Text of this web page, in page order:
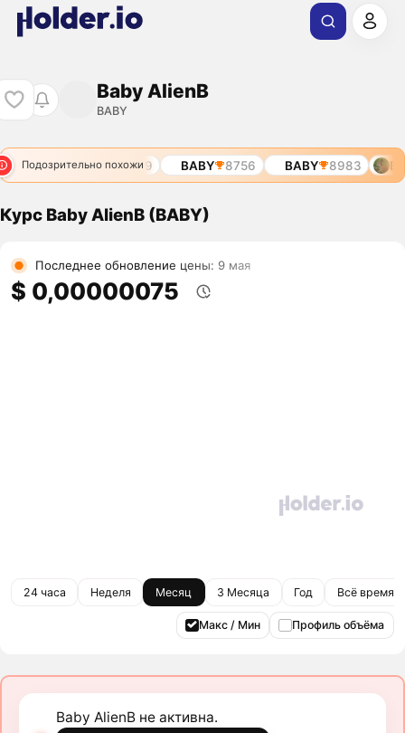
Baby AlienB
BABY
Подозрительно похожи
8244 BABY 8389 BABY 8756 BABY 8983
Курс Baby AlienB (BABY)
Последнее обновление цены: 9 мая
$ 0,00000075
24 часа Неделя Месяц 3 Месяца Год Всё время
Макс / Мин Профиль объёма
Baby AlienB не активна.